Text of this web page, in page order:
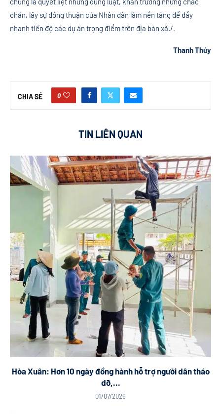
chắn, lấy sự đồng thuận của Nhân dân làm nền tảng để đẩy
nhanh tiến độ các dự án trọng điểm trên địa bàn xã./.
Thanh Thúy
CHIA SẺ 0
TIN LIÊN QUAN
Hòa Xuân: Hơn 10 ngày đồng hành hỗ trợ người dân tháo
dỡ,...
01/07/2026